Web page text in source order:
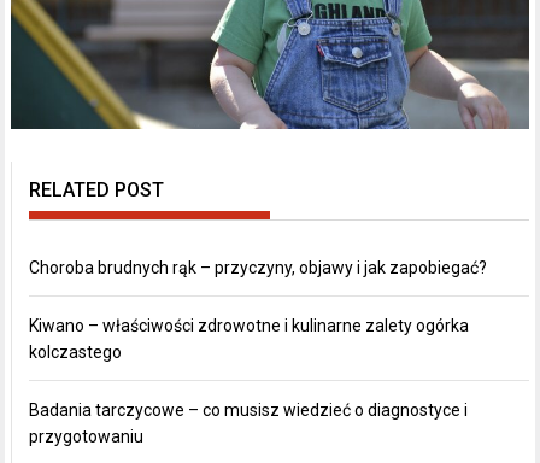
RELATED POST
Choroba brudnych rąk – przyczyny, objawy i jak zapobiegać?
Kiwano – właściwości zdrowotne i kulinarne zalety ogórka
kolczastego
Badania tarczycowe – co musisz wiedzieć o diagnostyce i
przygotowaniu